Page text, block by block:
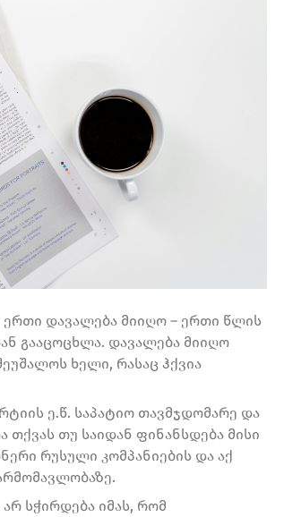
ერთი დავალება მიიღო – ერთი წლის
გააცოცხლა. დავალება მიიღო
ხელი, რასაც ჰქვია
ე.წ. საპატიო თავმჯდომარე და
თქვას თუ საიდან ფინანსდება მისი
რუსული კომპანიების და აქ
სჭირდება იმას, რომ